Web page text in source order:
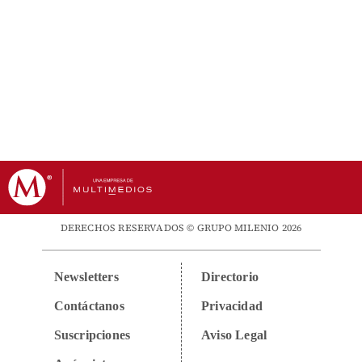
DERECHOS RESERVADOS © GRUPO MILENIO 2026
Newsletters
Contáctanos
Suscripciones
Directorio
Privacidad
Aviso Legal